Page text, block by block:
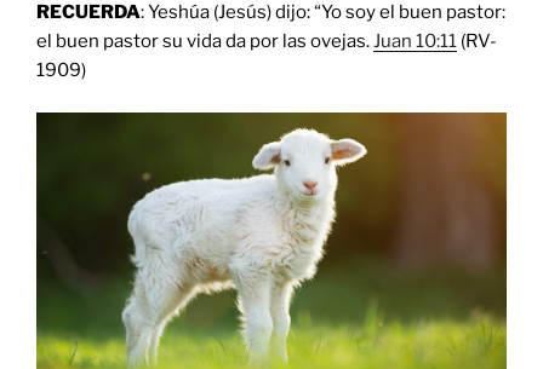
RECUERDA: Yeshúa (Jesús) dijo: “Yo soy el buen pastor:
el buen pastor su vida da por las ovejas.Juan 10:11 (RV-
1909)